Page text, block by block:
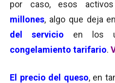
por caso, esos
millones, algo que deja
del servicio
en los
congelamiento tarifario.
El precio del queso, en